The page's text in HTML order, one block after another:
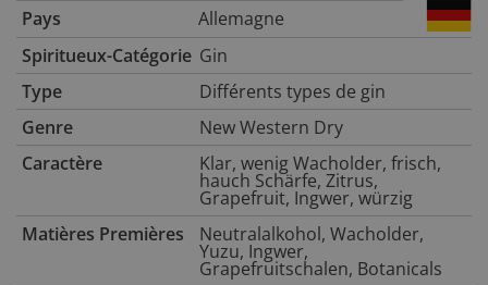
Pays
Allemagne
Spiritueux-Catégorie Gin
Type
Différents types de gin
Genre
New Western Dry
Caractère
Klar, wenig Wacholder, frisch,
hauch Schärfe, Zitrus,
Grapefruit, Ingwer, würzig
Matières Premières
Neutralalkohol, Wacholder,
Yuzu, Ingwer,
Grapefruitschalen, Botanicals